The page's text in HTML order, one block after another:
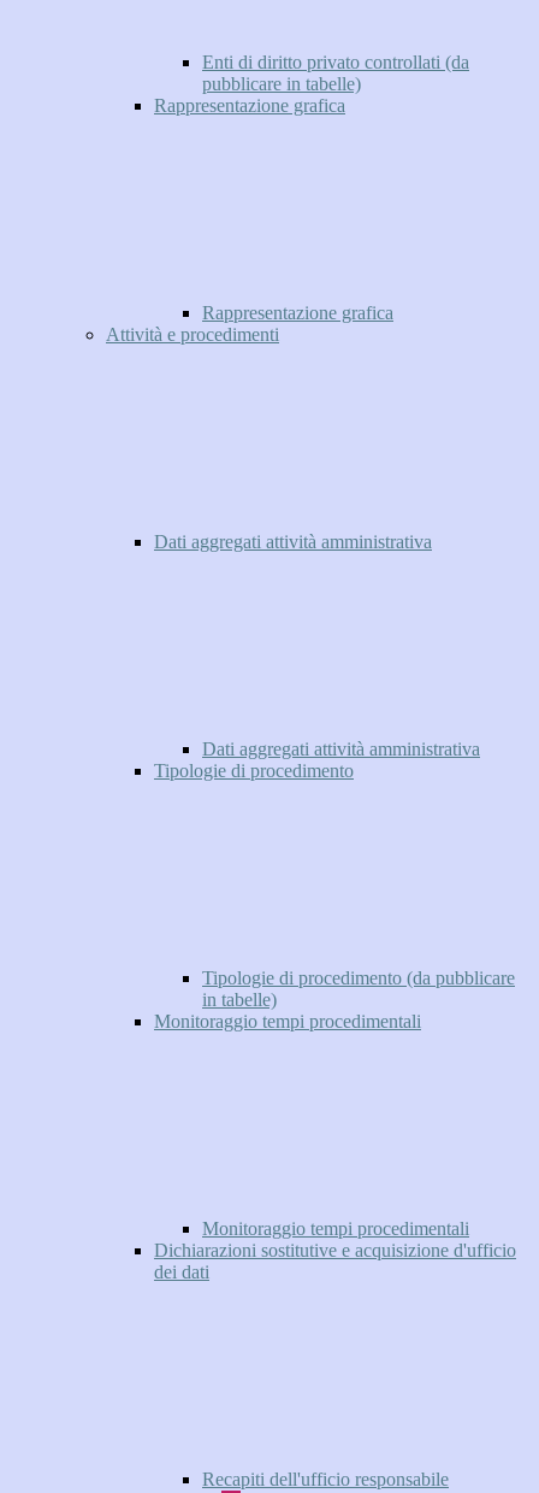
Enti di diritto privato controllati (da
pubblicare in tabelle)
Rappresentazione grafica
Rappresentazione grafica
Attività e procedimenti
Dati aggregati attività amministrativa
Dati aggregati attività amministrativa
Tipologie di procedimento
Tipologie di procedimento (da pubblicare
in tabelle)
Monitoraggio tempi procedimentali
Monitoraggio tempi procedimentali
Dichiarazioni sostitutive e acquisizione d'ufficio
dei dati
Recapiti dell'ufficio responsabile